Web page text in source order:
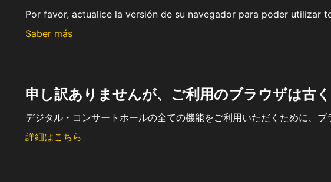
Por favor, actualice la versión de su navegador para poder utilizar
Saber más
申し訳ありませんが、ご利用のブラウザは古
デジタル・コンサートホールの全ての機能をご利用いただくために、ブ
詳細はこちら